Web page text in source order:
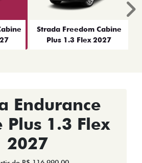
Strada Freedom Cabine
Plus 1.3 Flex 2027
Endurance
Plus 1.3 Flex
2027